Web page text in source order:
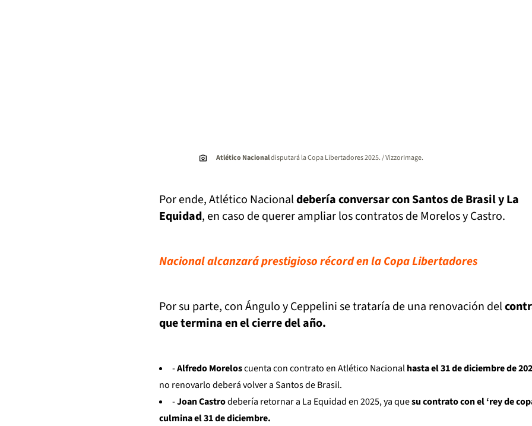
Atlético Nacionaldisputará la Copa Libertadores 2025. / VizzorImage.
Por ende, Atlético Nacionaldebería conversar con Santos de Brasil y La
Equidad, en caso de querer ampliar los contratos de Morelos y Castro.
Nacional alcanzará prestigioso récord en la Copa Libertadores
Por su parte, con Ángulo y Ceppelini se trataría de una renovación del
que termina en el cierre del año.
-Alfredo Moreloscuenta con contrato en Atlético Nacionalhasta el 31 de diciembre de
no renovarlo deberá volver a Santos de Brasil.
-Joan Castrodebería retornar a La Equidad en 2025, ya quesu contrato con el ‘rey de
culmina el 31 de diciembre.